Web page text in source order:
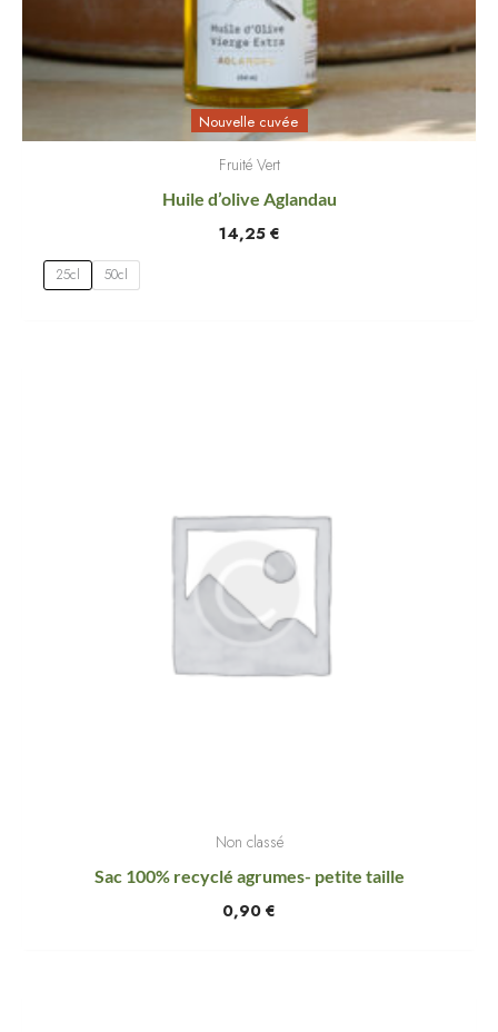
Nouvelle cuvée
Fruité Vert
Huile d’olive Aglandau
14,25 €
25cl 50cl
Non classé
Sac 100% recyclé agrumes- petite taille
0,90 €